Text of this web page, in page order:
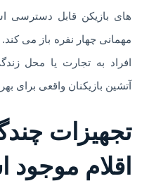
مهمانی چهار نفره باز می
افراد به تجارت یا محل
آتشین بازیکنان واقعی برای
تجهیزات
اقلام موجود